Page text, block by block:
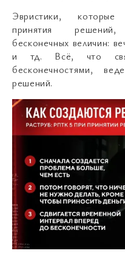
Эвристики, которые
принятия
бесконечных величин:
и тд. Всё, что
бесконечностями,
решений.